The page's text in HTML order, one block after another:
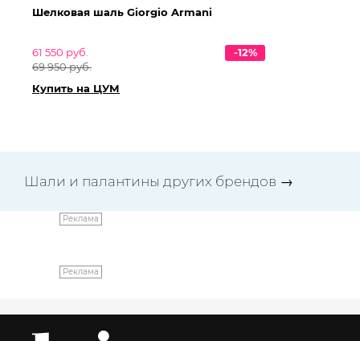
Шелковая шаль Giorgio Armani
61 550 руб.
69 950 руб.
-12%
Купить на ЦУМ
Шали и палантины других брендов →
Реклама
Реклама